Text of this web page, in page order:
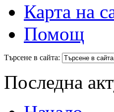
Карта на
Помощ
Търсене в сайта:
Последна